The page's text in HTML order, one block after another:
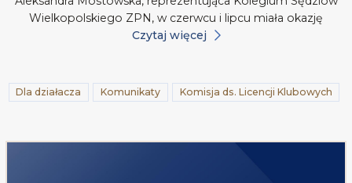
Wielkopolskiego ZPN, w czerwcu i lipcu miała okazję
Czytaj więcej
Dla działacza Komunikaty Komisja ds. Licencji Klubowych